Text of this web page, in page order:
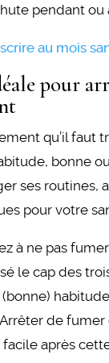
pendant ou
au mois
pour
qu’il faut
bonne
ses routines,
pour votre
à ne pas
le cap des
de
après